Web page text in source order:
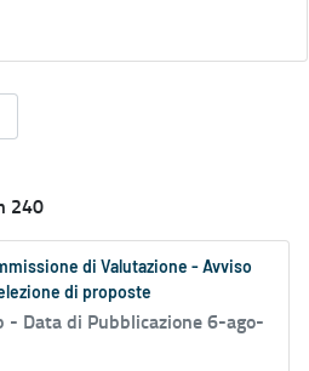
240
di Valutazione - Avviso
di proposte
- Data di Pubblicazione 6-ago-